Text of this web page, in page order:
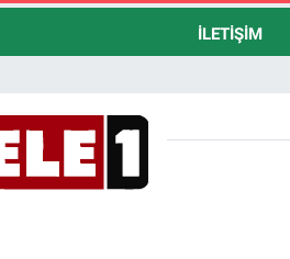
İLETIŞIM